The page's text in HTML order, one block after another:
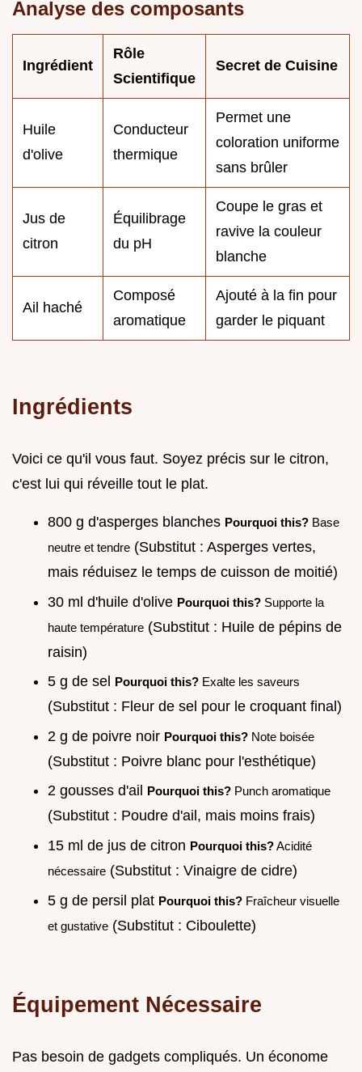
Analyse des composants
Ingrédient
Rôle
Scientifique
Secret de Cuisine
Huile
d'olive
Conducteur
thermique
Permet une
coloration uniforme
sans brûler
Jus de
citron
Équilibrage
du pH
Coupe le gras et
ravive la couleur
blanche
Ail haché
Composé
aromatique
Ajouté à la fin pour
garder le piquant
Ingrédients
Voici ce qu'il vous faut. Soyez précis sur le citron,
c'est lui qui réveille tout le plat.
800 g d'asperges blanches Pourquoi this? Base
neutre et tendre (Substitut : Asperges vertes,
mais réduisez le temps de cuisson de moitié)
30 ml d'huile d'olive Pourquoi this? Supporte la
haute température (Substitut : Huile de pépins de
raisin)
5 g de sel Pourquoi this? Exalte les saveurs
(Substitut : Fleur de sel pour le croquant final)
2 g de poivre noir Pourquoi this? Note boisée
(Substitut : Poivre blanc pour l'esthétique)
2 gousses d'ail
Pourquoi this? Punch aromatique
(Substitut : Poudre d'ail, mais moins frais)
15 ml de jus de citron Pourquoi this?Acidité
nécessaire (Substitut : Vinaigre de cidre)
5 g de persil plat Pourquoi this? Fraîcheur visuelle
et gustative (Substitut : Ciboulette)
Équipement Nécessaire
Pas besoin de gadgets compliqués. Un économe